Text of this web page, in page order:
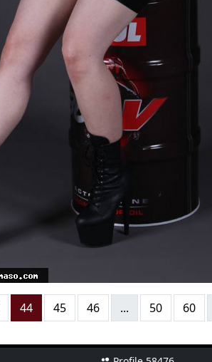
44 45 46 ... 50 60